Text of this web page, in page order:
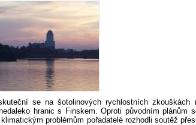
se na šotolinových rychlostních zkouškách
hranic s Finskem. Oproti původním plánům
problémům pořadatelé rozhodli soutěž